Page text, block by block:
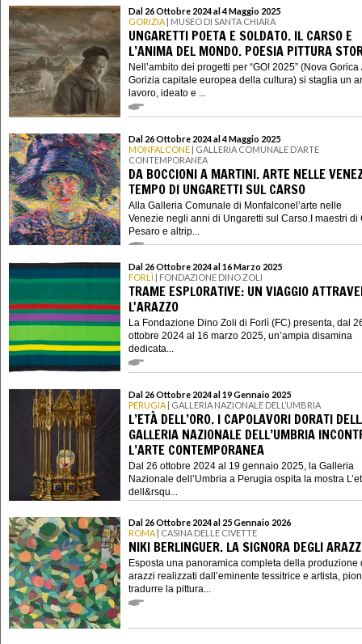
Dal 26 Ottobre 2024 al 4 Maggio 2025
GORIZIA | MUSEO DI SANTA CHIARA
UNGARETTI POETA E SOLDATO. IL CARSO E
L’ANIMA DEL MONDO. POESIA PITTURA
Nell’ambito dei progetti per “GO! 2025” (Nova Gorica
Gorizia capitale europea della cultura) si staglia un
lavoro, ideato e ...
Dal 26 Ottobre 2024 al 4 Maggio 2025
MONFALCONE | GALLERIA COMUNALE D’ARTE
CONTEMPORANEA
DA BOCCIONI A MARTINI. ARTE NELLE
TEMPO DI UNGARETTI SUL CARSO
Alla Galleria Comunale di Monfalconel’arte nelle
Venezie negli anni di Ungaretti sul Carso.I maestri di
Pesaro e altrip...
Dal 26 Ottobre 2024 al 16 Marzo 2025
FORLÌ | FONDAZIONE DINO ZOLI
TRAME ESPLORATIVE: UN VIAGGIO
L'ARAZZO
La Fondazione Dino Zoli di Forlì (FC) presenta, dal
ottobre 2024 al 16 marzo 2025, un’ampia disamina
dedicata...
Dal 26 Ottobre 2024 al 19 Gennaio 2025
PERUGIA | GALLERIA NAZIONALE DELL’UMBRIA
L’ETÀ DELL’ORO. I CAPOLAVORI DORATI
GALLERIA NAZIONALE DELL’UMBRIA
L’ARTE CONTEMPORANEA
Dal 26 ottobre 2024 al 19 gennaio 2025, la Galleria
Nazionale dell’Umbria a Perugia ospita la mostra
dell&rsqu...
Dal 26 Ottobre 2024 al 25 Gennaio 2026
ROMA | CASINA DELLE CIVETTE
NIKI BERLINGUER. LA SIGNORA DEGLI
Esposta una panoramica completa della produzione
arazzi realizzati dall’eminente tessitrice e artista,
tradurre la pittura...